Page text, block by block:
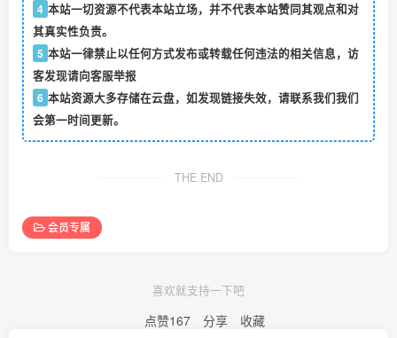
4 本站一切资源不代表本站立场，并不代表本站赞同其观点和对
其真实性负责。
5 本站一律禁止以任何方式发布或转载任何违法的相关信息，访
客发现请向客服举报
6 本站资源大多存储在云盘，如发现链接失效，请联系我们我们
会第一时间更新。
THE END
会员专属
喜欢就支持一下吧
点赞167 分享 收藏